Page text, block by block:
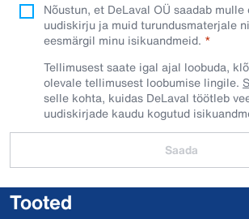
Nõustun, et DeLaval OÜ saadab
uudiskirju ja muid turundusmaterjale
eesmärgil minu isikuandmeid.​
Tellimusest saate igal ajal loobuda,
olevale tellimusest loobumise lingile.
selle kohta, kuidas DeLaval töötleb
uudiskirjade kaudu kogutud
Saada
Tooted